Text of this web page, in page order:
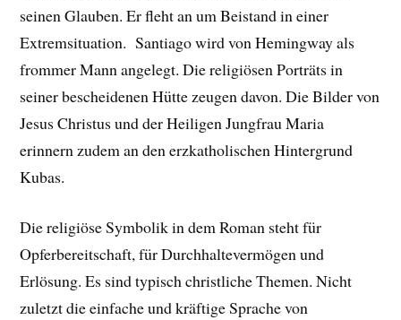
seinen Glauben. Er fleht an um Beistand in einer
Extremsituation. Santiago wird von Hemingway als
frommer Mann angelegt. Die religiösen Porträts in
seiner bescheidenen Hütte zeugen davon. Die Bilder von
Jesus Christus und der Heiligen Jungfrau Maria
erinnern zudem an den erzkatholischen Hintergrund
Kubas.
Die religiöse Symbolik in dem Roman steht für
Opferbereitschaft, für Durchhaltevermögen und
Erlösung. Es sind typisch christliche Themen. Nicht
zuletzt die einfache und kräftige Sprache von